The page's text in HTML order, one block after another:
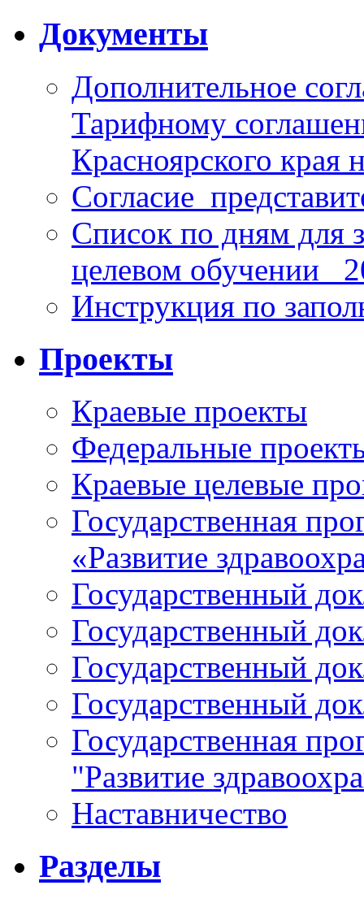
Документы
Дополнительное
Тарифному
Красноярского края
Список по дням для
целевом обучении_
Инструкция по
Проекты
Краевые проекты
Федеральные
Краевые целевые
Государственная
«Развитие
Государственный
Государственный
Государственный
Государственный
Государственная
"Развитие
Наставничество
Разделы